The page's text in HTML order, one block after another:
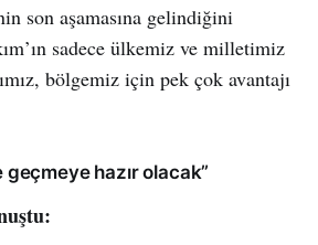
son aşamasına gelindiğini
sadece ülkemiz ve milletimiz
bölgemiz için pek çok avantajı
geçmeye hazır olacak”